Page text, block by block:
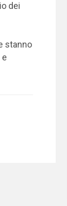
dei
stanno